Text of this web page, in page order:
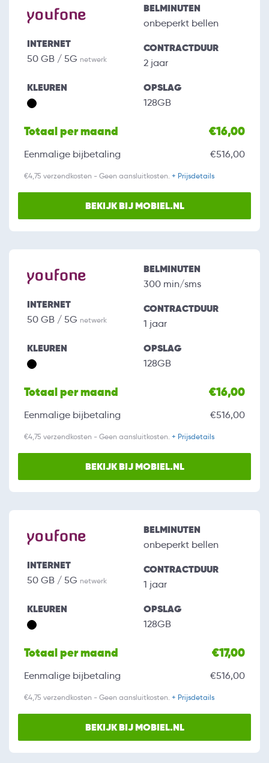
INTERNET
50 GB / 5G netwerk
BELMINUTEN
onbeperkt bellen
CONTRACTDUUR
2 jaar
KLEUREN OPSLAG
128GB
Totaal per maand €16,00
Eenmalige bijbetaling €516,00
€4,75 verzendkosten - Geen aansluitkosten. + Prijsdetails
BEKIJK BIJ MOBIEL.NL
INTERNET
50 GB / 5G netwerk
BELMINUTEN
300 min/sms
CONTRACTDUUR
1 jaar
KLEUREN OPSLAG
128GB
Totaal per maand €16,00
Eenmalige bijbetaling €516,00
€4,75 verzendkosten - Geen aansluitkosten. + Prijsdetails
BEKIJK BIJ MOBIEL.NL
INTERNET
50 GB / 5G netwerk
BELMINUTEN
onbeperkt bellen
CONTRACTDUUR
1 jaar
KLEUREN OPSLAG
128GB
Totaal per maand €17,00
Eenmalige bijbetaling €516,00
€4,75 verzendkosten - Geen aansluitkosten. + Prijsdetails
BEKIJK BIJ MOBIEL.NL